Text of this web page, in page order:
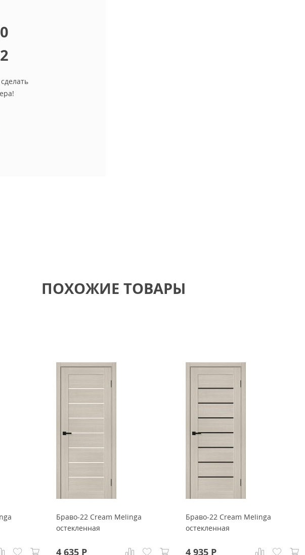
ПОХОЖИЕ ТОВАРЫ
Браво-22 Cream Melinga
остекленная
4 635Р
Браво-22 Cream Melinga
остекленная
4 935 Р